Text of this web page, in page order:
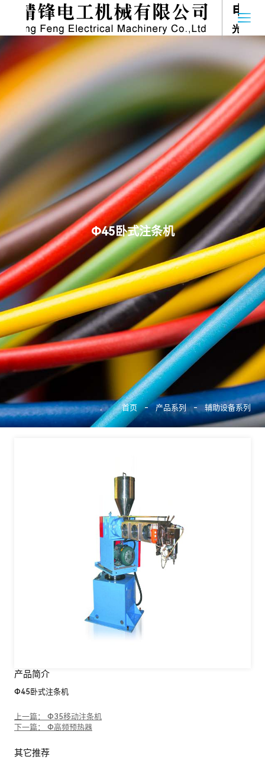
首页
关于我们
产品系列
新闻中心
联系我们
Language
搜索
Φ45卧式注条机
首页 - 产品系列 - 辅助设备系列
产品简介
Φ45卧式注条机
上一篇： Φ35移动注条机
下一篇： Φ高频预热器
其它推荐